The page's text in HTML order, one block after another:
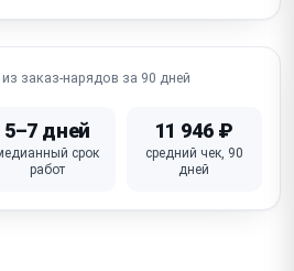
кресло в одном положении
проводки, шлейфов,
разъёмов
обивка (экокожа)
из заказ-нарядов за 90 дней
5–7 дней
срок
работ
11 946 ₽
средний чек, 90
дней